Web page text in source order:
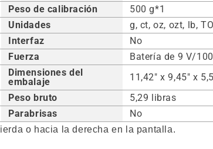
Peso de calibración
500 g*1
Unidades
g, ct, oz, ozt, lb,
Interfaz
No
Fuerza
Batería de 9 V/
Dimensiones del
embalaje
11,42" x 9,45" x
Peso bruto
5,29 libras
Parabrisas No
o hacia la derecha en la pantalla.